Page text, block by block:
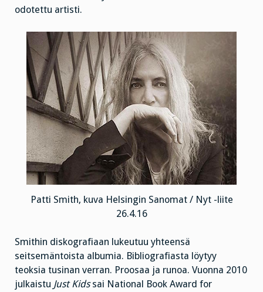
odotettu artisti.
Patti Smith, kuva Helsingin Sanomat / Nyt -liite
26.4.16
Smithin diskografiaan lukeutuu yhteensä
seitsemäntoista albumia. Bibliografiasta löytyy
teoksia tusinan verran. Proosaa ja runoa. Vuonna 2010
julkaistu Just Kidssai National Book Award for